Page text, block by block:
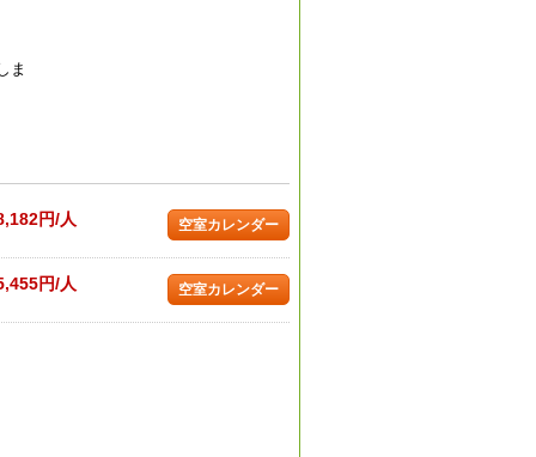
ま
円/人 空室カレンダー
円/人 空室カレンダー